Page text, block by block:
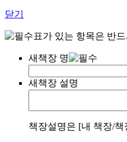
닫기
표가 있는 항목은 반
새책장 명
새책장 설명
책장설명은 [내 책장/